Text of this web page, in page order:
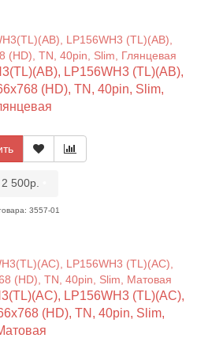
LP156WH3 (TL)(AB),
(HD), TN, 40pin, Slim,
2 500р.
3557-01
LP156WH3 (TL)(AC),
(HD), TN, 40pin, Slim,